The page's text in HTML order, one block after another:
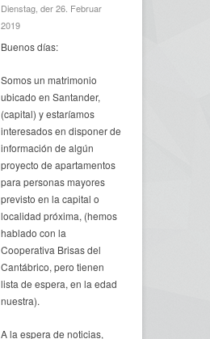
Dienstag, der 26. Februar
2019
Buenos días:
Somos un matrimonio
ubicado en Santander,
(capital) y estaríamos
interesados en disponer de
información de algún
proyecto de apartamentos
para personas mayores
previsto en la capital o
localidad próxima, (hemos
hablado con la
Cooperativa Brisas del
Cantábrico, pero tienen
lista de espera, en la edad
nuestra).
A la espera de noticias,